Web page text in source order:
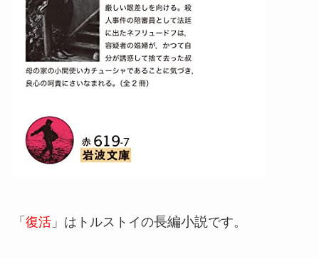
「 復活」はトルストイの長編小説です。